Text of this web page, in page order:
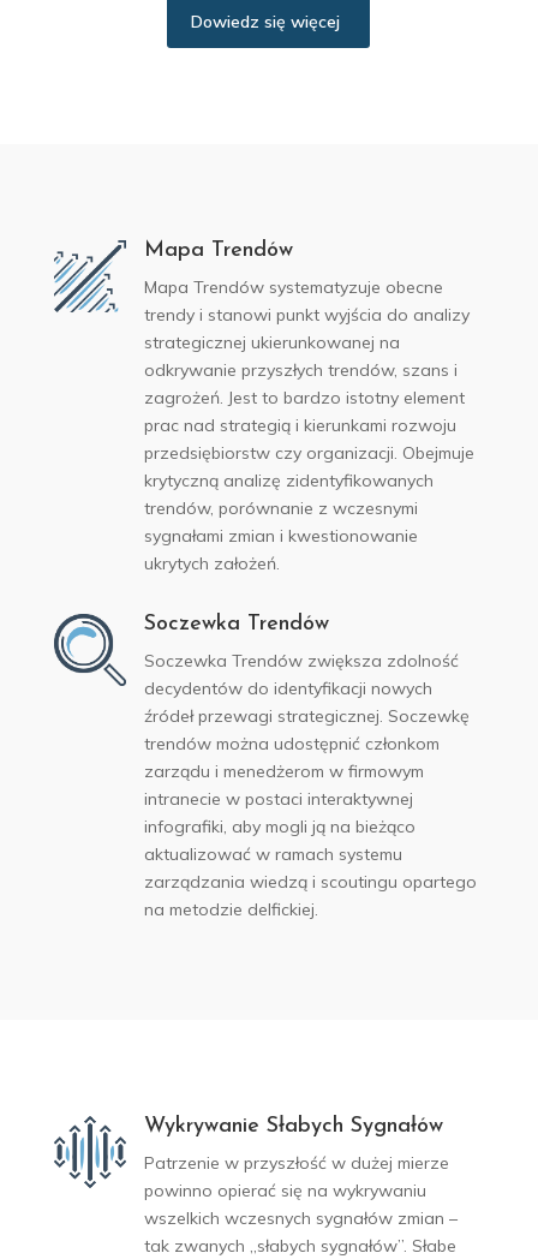
Dowiedz się więcej
Mapa Trendów
Mapa Trendów systematyzuje obecne
trendy i stanowi punkt wyjścia do analizy
strategicznej ukierunkowanej na
odkrywanie przyszłych trendów, szans i
zagrożeń. Jest to bardzo istotny element
prac nad strategią i kierunkami rozwoju
przedsiębiorstw czy organizacji. Obejmuje
krytyczną analizę zidentyfikowanych
trendów, porównanie z wczesnymi
sygnałami zmian i kwestionowanie
ukrytych założeń.
Soczewka Trendów
Soczewka Trendów zwiększa zdolność
decydentów do identyfikacji nowych
źródeł przewagi strategicznej. Soczewkę
trendów można udostępnić członkom
zarządu i menedżerom w firmowym
intranecie w postaci interaktywnej
infografiki, aby mogli ją na bieżąco
aktualizować w ramach systemu
zarządzania wiedzą i scoutingu opartego
na metodzie delfickiej.
Wykrywanie Słabych Sygnałów
Patrzenie w przyszłość w dużej mierze
powinno opierać się na wykrywaniu
wszelkich wczesnych sygnałów zmian –
tak zwanych „słabych sygnałów”. Słabe